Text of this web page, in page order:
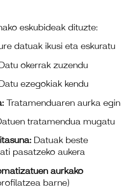
eskubideak dituzte:
datuak ikusi eta eskuratu
okerrak zuzendu
Datu ezegokiak kendu
Tratamenduaren aurka egin
tratamendua mugatu
Datuak beste
pasatzeko aukera
aurkako
barne)